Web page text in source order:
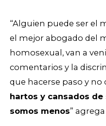
“Alguien puede ser el
el mejor abogado del
homosexual, van a
comentarios y la
que hacerse paso y no
hartos y cansados de
somos menos”